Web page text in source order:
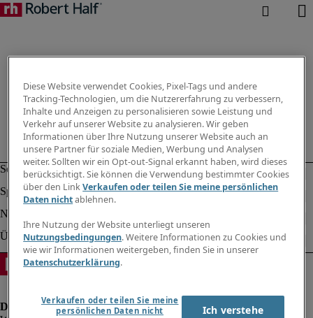
Diese Website verwendet Cookies, Pixel-Tags und andere
Tracking-Technologien, um die Nutzererfahrung zu verbessern,
Inhalte und Anzeigen zu personalisieren sowie Leistung und
Verkehr auf unserer Website zu analysieren. Wir geben
Informationen über Ihre Nutzung unserer Website auch an
unsere Partner für soziale Medien, Werbung und Analysen
weiter. Sollten wir ein Opt-out-Signal erkannt haben, wird dieses
berücksichtigt. Sie können die Verwendung bestimmter Cookies
über den LinkVerkaufen oder teilen Sie meine persönlichen
Daten nichtablehnen.
Ihre Nutzung der Website unterliegt unseren
Nutzungsbedingungen. Weitere Informationen zu Cookies und
wie wir Informationen weitergeben, finden Sie in unserer
Datenschutzerklärung.
Verkaufen oder teilen Sie meine
persönlichen Daten nicht
Ich verstehe